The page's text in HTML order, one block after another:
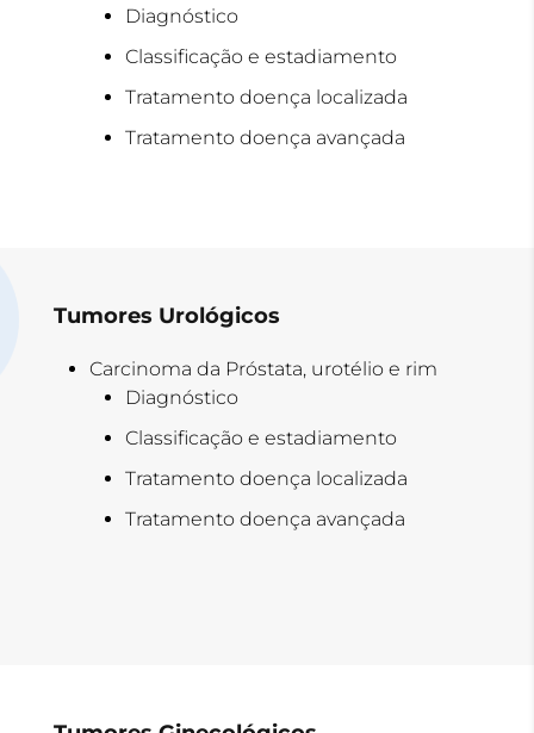
Diagnóstico
Classificação e estadiamento
Tratamento doença localizada
Tratamento doença avançada
Tumores Urológicos
Carcinoma da Próstata, urotélio e rim
Diagnóstico
Classificação e estadiamento
Tratamento doença localizada
Tratamento doença avançada